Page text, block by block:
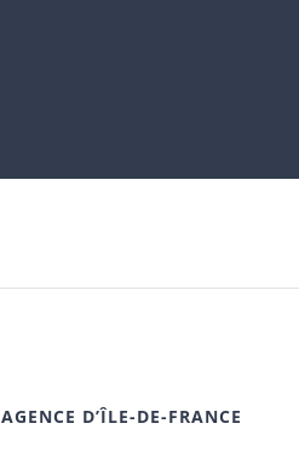
AGENCE D’ÎLE-DE-FRANCE